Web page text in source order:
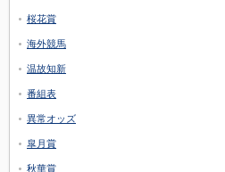
桜花賞
海外競馬
温故知新
番組表
異常オッズ
皐月賞
秋華賞